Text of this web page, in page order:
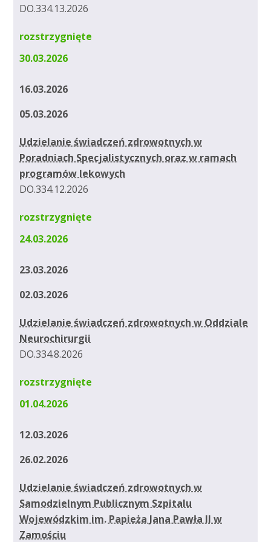
DO.334.13.2026
rozstrzygnięte
30.03.2026
16.03.2026
05.03.2026
Udzielanie świadczeń zdrowotnych w
Poradniach Specjalistycznych oraz w ramach
programów lekowych
DO.334.12.2026
rozstrzygnięte
24.03.2026
23.03.2026
02.03.2026
Udzielanie świadczeń zdrowotnych w Oddziale
Neurochirurgii
DO.334.8.2026
rozstrzygnięte
01.04.2026
12.03.2026
26.02.2026
Udzielanie świadczeń zdrowotnych w
Samodzielnym Publicznym Szpitalu
Wojewódzkim im. Papieża Jana Pawła II w
Zamościu